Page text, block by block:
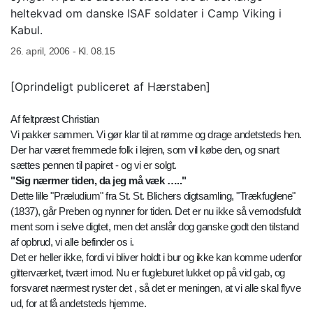
heltekvad om danske ISAF soldater i Camp Viking i
Kabul.
26. april, 2006 - Kl. 08.15
[Oprindeligt publiceret af Hærstaben]
Af feltpræst Christian
Vi pakker sammen. Vi gør klar til at rømme og drage andetsteds hen.
Der har været fremmede folk i lejren, som vil købe den, og snart
sættes pennen til papiret - og vi er solgt.
"Sig nærmer tiden, da jeg må væk ….."
Dette lille "Præludium" fra St. St. Blichers digtsamling, "Trækfuglene"
(1837), går Preben og nynner for tiden. Det er nu ikke så vemodsfuldt
ment som i selve digtet, men det anslår dog ganske godt den tilstand
af opbrud, vi alle befinder os i.
Det er heller ikke, fordi vi bliver holdt i bur og ikke kan komme udenfor
gitterværket, tvært imod. Nu er fugleburet lukket op på vid gab, og
forsvaret nærmest ryster det , så det er meningen, at vi alle skal flyve
ud, for at få andetsteds hjemme.